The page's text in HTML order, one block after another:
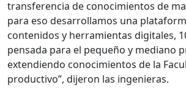
transferencia de conocimientos de
para eso desarrollamos una
contenidos y herramientas digitales,
pensada para el pequeño y mediano
extendiendo conocimientos de la
productivo”, dijeron las ingenieras.